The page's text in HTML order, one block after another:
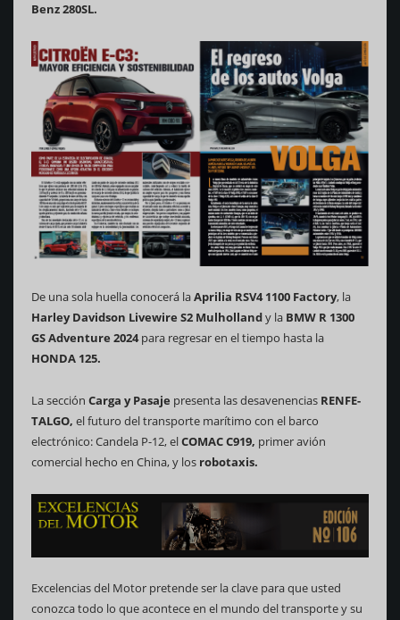
Benz 280SL.
De una sola huella conocerá laAprilia RSV4 1100 Factory, la
Harley Davidson Livewire S2 Mulhollandy la BMW R 1300
GS Adventure 2024para regresar en el tiempo hasta la
HONDA 125.
La sección Carga y Pasaje presenta las desavenencias RENFE-
TALGO, el futuro del transporte marítimo con el barco
electrónico: Candela P-12, elCOMAC C919, primer avión
comercial hecho en China, y los robotaxis.
Excelencias del Motor pretende ser la clave para que usted
conozca todo lo que acontece en el mundo del transporte y su